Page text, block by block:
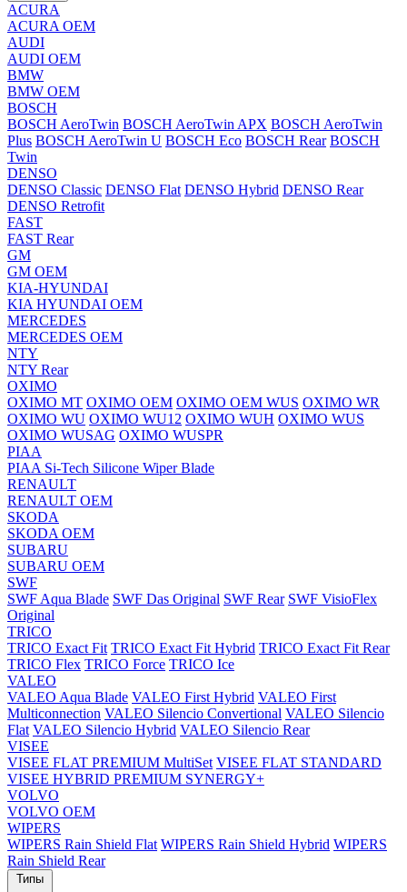
ACURA
ACURA OEM
AUDI
AUDI OEM
BMW
BMW OEM
BOSCH
BOSCH AeroTwin BOSCH AeroTwin APX BOSCH AeroTwin
Plus BOSCH AeroTwin U BOSCH Eco BOSCH Rear BOSCH
Twin
DENSO
DENSO Classic DENSO Flat DENSO Hybrid DENSO Rear
DENSO Retrofit
FAST
FAST Rear
GM
GM OEM
KIA-HYUNDAI
KIA HYUNDAI OEM
MERCEDES
MERCEDES OEM
NTY
NTY Rear
OXIMO
OXIMO MT OXIMO OEM OXIMO OEM WUS OXIMO WR
OXIMO WU OXIMO WU12 OXIMO WUH OXIMO WUS
OXIMO WUSAG OXIMO WUSPR
PIAA
PIAA Si-Tech Silicone Wiper Blade
RENAULT
RENAULT OEM
SKODA
SKODA OEM
SUBARU
SUBARU OEM
SWF
SWF Aqua Blade SWF Das Original SWF Rear SWF VisioFlex
Original
TRICO
TRICO Exact Fit TRICO Exact Fit Hybrid TRICO Exact Fit Rear
TRICO Flex TRICO Force TRICO Ice
VALEO
VALEO Aqua Blade VALEO First Hybrid VALEO First
Multiconnection VALEO Silencio Convertional VALEO Silencio
Flat VALEO Silencio Hybrid VALEO Silencio Rear
VISEE
VISEE FLAT PREMIUM MultiSet VISEE FLAT STANDARD
VISEE HYBRID PREMIUM SYNERGY+
VOLVO
VOLVO OEM
WIPERS
WIPERS Rain Shield Flat WIPERS Rain Shield Hybrid WIPERS
Rain Shield Rear
Типы